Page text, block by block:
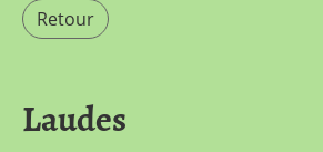
Retour
Laudes